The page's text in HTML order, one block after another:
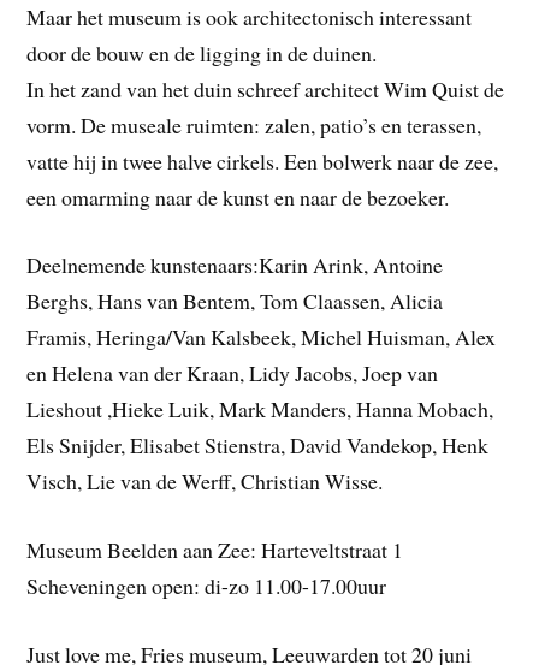
Maar het museum is ook architectonisch interessant
door de bouw en de ligging in de duinen.
In het zand van het duin schreef architect Wim Quist de
vorm. De museale ruimten: zalen, patio’s en terassen,
vatte hij in twee halve cirkels. Een bolwerk naar de zee,
een omarming naar de kunst en naar de bezoeker.
Deelnemende kunstenaars:Karin Arink, Antoine
Berghs, Hans van Bentem, Tom Claassen, Alicia
Framis, Heringa/Van Kalsbeek, Michel Huisman, Alex
en Helena van der Kraan, Lidy Jacobs, Joep van
Lieshout ,Hieke Luik, Mark Manders, Hanna Mobach,
Els Snijder, Elisabet Stienstra, David Vandekop, Henk
Visch, Lie van de Werff, Christian Wisse.
Museum Beelden aan Zee: Harteveltstraat 1
Scheveningen open: di-zo 11.00-17.00uur
Just love me, Fries museum, Leeuwarden tot 20 juni